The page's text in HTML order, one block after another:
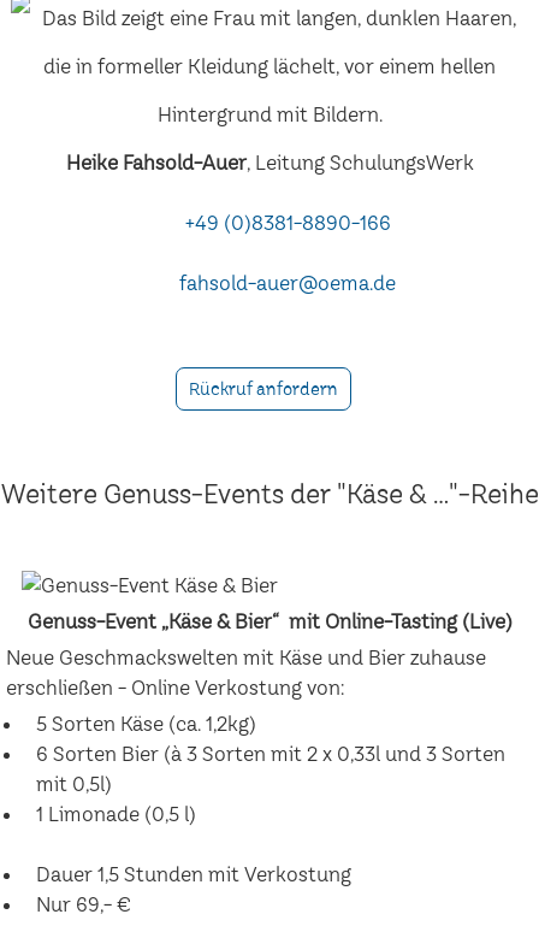
Heike Fahsold-Auer, Leitung SchulungsWerk
+49 (0)8381-8890-166
fahsold-auer@oema.de
Rückruf anfordern
Weitere Genuss-Events der "Käse & ..."-Reihe
Genuss-Event „Käse & Bier“ mit Online-Tasting (Live)
Neue Geschmackswelten mit Käse und Bier zuhause
erschließen - Online Verkostung von:
5 Sorten Käse (ca. 1,2kg)
6 Sorten Bier (à 3 Sorten mit 2 x 0,33l und 3 Sorten
mit 0,5l)
1 Limonade (0,5 l)
Dauer 1,5 Stunden mit Verkostung
Nur 69,- €